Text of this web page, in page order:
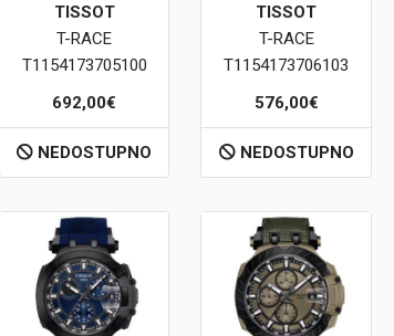
TISSOT
T-RACE
T1154173705100
692,00€
NEDOSTUPNO
TISSOT
T-RACE
T1154173706103
576,00€
NEDOSTUPNO